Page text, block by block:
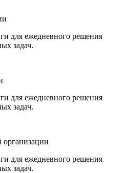
для ежедневного решения
задач.
для ежедневного решения
задач.
организации
для ежедневного решения
задач.